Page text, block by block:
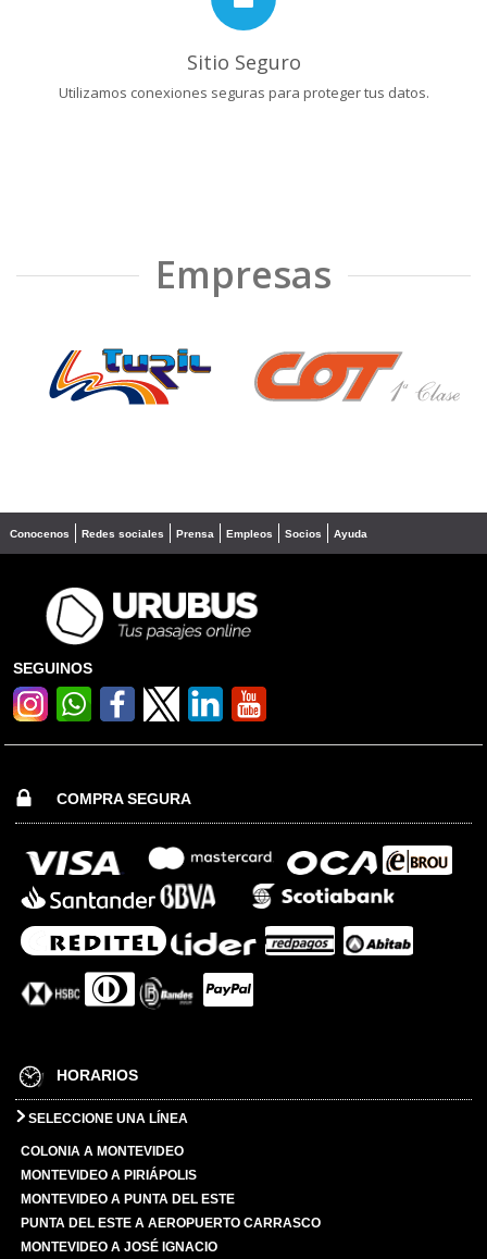
Sitio Seguro
Utilizamos conexiones seguras para proteger tus datos.
Empresas
❮ ❯
Conocenos Redes sociales Prensa Empleos Socios Ayuda
SEGUINOS
COMPRA SEGURA
HORARIOS
SELECCIONE UNA LÍNEA
COLONIA A MONTEVIDEO
MONTEVIDEO A PIRIÁPOLIS
MONTEVIDEO A PUNTA DEL ESTE
PUNTA DEL ESTE A AEROPUERTO CARRASCO
MONTEVIDEO A JOSÉ IGNACIO